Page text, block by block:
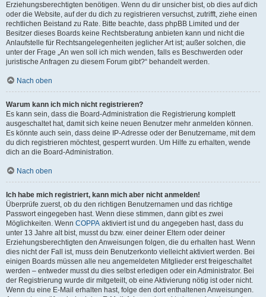
Erziehungsberechtigten benötigen. Wenn du dir unsicher bist, ob dies auf dich
oder die Website, auf der du dich zu registrieren versuchst, zutrifft, ziehe einen
rechtlichen Beistand zu Rate. Bitte beachte, dass phpBB Limited und der
Besitzer dieses Boards keine Rechtsberatung anbieten kann und nicht die
Anlaufstelle für Rechtsangelegenheiten jeglicher Art ist; außer solchen, die
unter der Frage „An wen soll ich mich wenden, falls es Beschwerden oder
juristische Anfragen zu diesem Forum gibt?“ behandelt werden.
Nach oben
Warum kann ich mich nicht registrieren?
Es kann sein, dass die Board-Administration die Registrierung komplett
ausgeschaltet hat, damit sich keine neuen Benutzer mehr anmelden können.
Es könnte auch sein, dass deine IP-Adresse oder der Benutzername, mit dem
du dich registrieren möchtest, gesperrt wurden. Um Hilfe zu erhalten, wende
dich an die Board-Administration.
Nach oben
Ich habe mich registriert, kann mich aber nicht anmelden!
Überprüfe zuerst, ob du den richtigen Benutzernamen und das richtige
Passwort eingegeben hast. Wenn diese stimmen, dann gibt es zwei
Möglichkeiten. Wenn COPPA aktiviert ist und du angegeben hast, dass du
unter 13 Jahre alt bist, musst du bzw. einer deiner Eltern oder deiner
Erziehungsberechtigten den Anweisungen folgen, die du erhalten hast. Wenn
dies nicht der Fall ist, muss dein Benutzerkonto vielleicht aktiviert werden. Bei
einigen Boards müssen alle neu angemeldeten Mitglieder erst freigeschaltet
werden – entweder musst du dies selbst erledigen oder ein Administrator. Bei
der Registrierung wurde dir mitgeteilt, ob eine Aktivierung nötig ist oder nicht.
Wenn du eine E-Mail erhalten hast, folge den dort enthaltenen Anweisungen.